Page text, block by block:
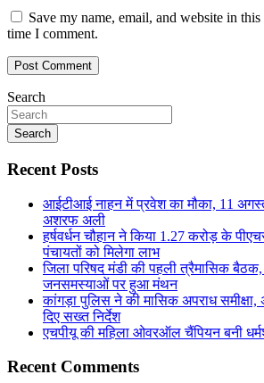
Save my name, email, and website in
time I comment.
Search
Search
Recent Posts
आईटीआई नाहन में प्रवेश का मौका, 11
अशरफ अली
हर्षवर्धन चौहान ने किया 1.27 करोड़ के
पंचायतों को मिलेगा लाभ
जिला परिषद मंडी की पहली त्रैमासिक बैठक,
जनसमस्याओं पर हुआ मंथन
कांगड़ा पुलिस ने की मासिक अपराध
दिए सख्त निर्देश
एचपीयू की महिला ओवरऑल चैंपियन बनी
Recent Comments